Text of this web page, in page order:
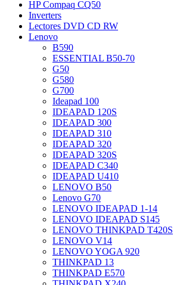
HP Compaq CQ50
Inverters
Lectores DVD CD RW
Lenovo
B590
ESSENTIAL B50-70
G50
G580
G700
Ideapad 100
IDEAPAD 120S
IDEAPAD 300
IDEAPAD 310
IDEAPAD 320
IDEAPAD 320S
IDEAPAD C340
IDEAPAD U410
LENOVO B50
Lenovo G70
LENOVO IDEAPAD 1-14
LENOVO IDEAPAD S145
LENOVO THINKPAD T420S
LENOVO V14
LENOVO YOGA 920
THINKPAD 13
THINKPAD E570